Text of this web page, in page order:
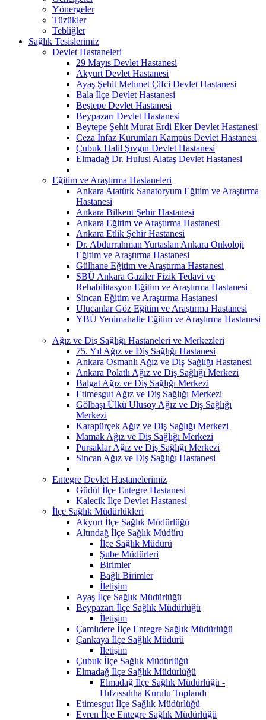
Yönergeler
Tüzükler
Tebliğler
Sağlık Tesislerimiz
Devlet Hastaneleri
29 Mayıs Devlet Hastanesi
Akyurt Devlet Hastanesi
Ayaş Şehit Mehmet Çifci Devlet Hastanesi
Bala İlçe Devlet Hastanesi
Beştepe Devlet Hastanesi
Beypazarı Devlet Hastanesi
Beytepe Şehit Murat Erdi Eker Devlet Hastanesi
Ceza İnfaz Kurumları Kampüs Devlet Hastanesi
Çubuk Halil Şıvgın Devlet Hastanesi
Elmadağ Dr. Hulusi Alataş Devlet Hastanesi
Eğitim ve Araştırma Hastaneleri
Ankara Atatürk Sanatoryum Eğitim ve Araştırma
Hastanesi
Ankara Bilkent Şehir Hastanesi
Ankara Eğitim ve Araştırma Hastanesi
Ankara Etlik Şehir Hastanesi
Dr. Abdurrahman Yurtaslan Ankara Onkoloji
Eğitim ve Araştırma Hastanesi
Gülhane Eğitim ve Araştırma Hastanesi
SBÜ Ankara Gaziler Fizik Tedavi ve
Rehabilitasyon Eğitim ve Araştırma Hastanesi
Sincan Eğitim ve Araştırma Hastanesi
Ulucanlar Göz Eğitim ve Araştırma Hastanesi
YBÜ Yenimahalle Eğitim ve Araştırma Hastanesi
Ağız ve Diş Sağlığı Hastaneleri ve Merkezleri
75. Yıl Ağız ve Diş Sağlığı Hastanesi
Ankara Osmanlı Ağız ve Diş Sağlığı Hastanesi
Ankara Polatlı Ağız ve Diş Sağlığı Merkezi
Balgat Ağız ve Diş Sağlığı Merkezi
Etimesgut Ağız ve Diş Sağlığı Merkezi
Gölbaşı Ülkü Ulusoy Ağız ve Diş Sağlığı
Merkezi
Karapürçek Ağız ve Diş Sağlığı Merkezi
Mamak Ağız ve Diş Sağlığı Merkezi
Pursaklar Ağız ve Diş Sağlığı Merkezi
Sincan Ağız ve Diş Sağlığı Hastanesi
Entegre Devlet Hastanelerimiz
Güdül İlçe Entegre Hastanesi
Kalecik İlçe Devlet Hastanesi
İlçe Sağlık Müdürlükleri
Akyurt İlçe Sağlık Müdürlüğü
Altındağ İlçe Sağlık Müdürü
İlçe Sağlık Müdürü
Şube Müdürleri
Birimler
Bağlı Birimler
İletişim
Ayaş İlçe Sağlık Müdürlüğü
Beypazarı İlçe Sağlık Müdürlüğü
İletişim
Çamlıdere İlçe Entegre Sağlık Müdürlüğü
Çankaya İlçe Sağlık Müdürü
İletişim
Çubuk İlçe Sağlık Müdürlüğü
Elmadağ İlçe Sağlık Müdürlüğü
Elmadağ İlçe Sağlık Müdürlüğü -
Hıfzıssıhha Kurulu Toplandı
Etimesgut İlçe Sağlık Müdürlüğü
Evren İlçe Entegre Sağlık Müdürlüğü